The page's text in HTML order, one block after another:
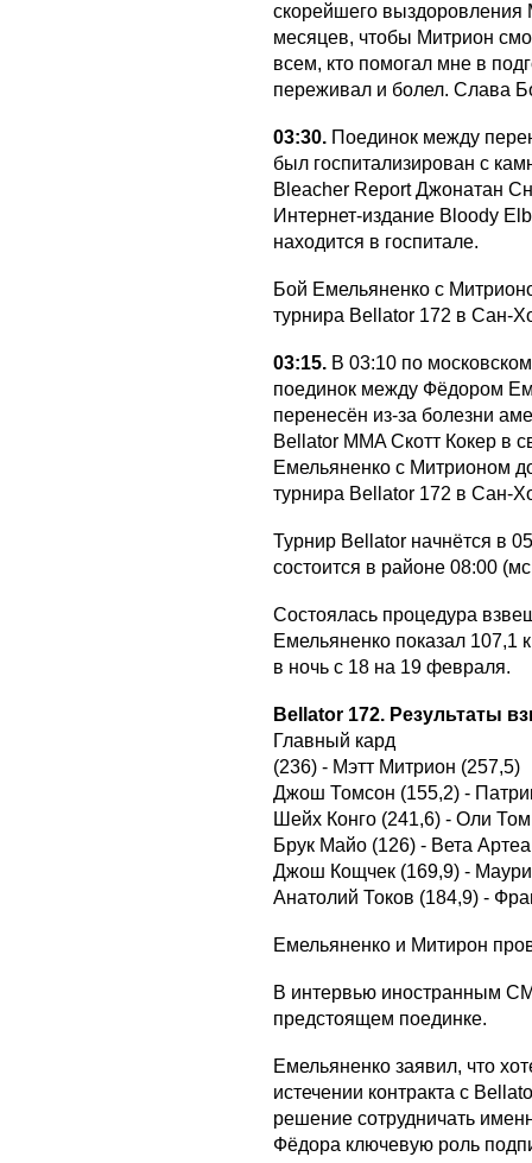
скорейшего выздоровления
месяцев, чтобы Митрион
всем, кто помогал мне в
переживал и болел. Слава
03:30. Поединок между
был госпитализирован с
Bleacher Report Джонатан
Интернет-издание Bloody
находится в госпитале.
Бой Емельяненко с
турнира Bellator 172 в Сан-
03:15. В 03:10 по
поединок между Фёдором
перенесён из-за болезни
Bellator MMA Скотт Кокер в
Емельяненко с Митрионом
турнира Bellator 172 в Сан-
Турнир Bellator начнётся в
состоится в районе 08:00
Состоялась процедура
Емельяненко показал 107,1
в ночь с 18 на 19 февраля.
Bellator 172. Результаты
Главный кард
(236) - Мэтт Митрион (257,5)
Джош Томсон (155,2) -
Шейх Конго (241,6) - Оли
Брук Майо (126) - Вета
Джош Кощчек (169,9) -
Анатолий Токов (184,9) -
Емельяненко и Митирон
В интервью иностранным
предстоящем поединке.
Емельяненко заявил, что
истечении контракта с
решение сотрудничать
Фёдора ключевую роль